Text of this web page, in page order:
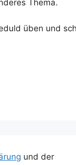
Thema.
üben und
und der